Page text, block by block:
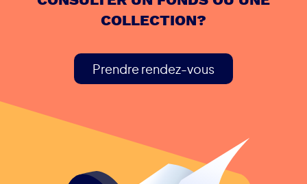
COLLECTION?
Prendre rendez-vous